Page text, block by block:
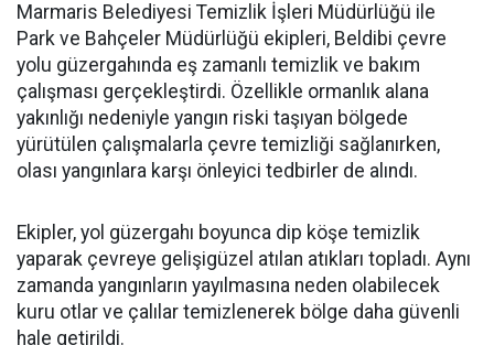
Marmaris Belediyesi Temizlik İşleri Müdürlüğü ile
Park ve Bahçeler Müdürlüğü ekipleri, Beldibi çevre
yolu güzergahında eş zamanlı temizlik ve bakım
çalışması gerçekleştirdi. Özellikle ormanlık alana
yakınlığı nedeniyle yangın riski taşıyan bölgede
yürütülen çalışmalarla çevre temizliği sağlanırken,
olası yangınlara karşı önleyici tedbirler de alındı.
Ekipler, yol güzergahı boyunca dip köşe temizlik
yaparak çevreye gelişigüzel atılan atıkları topladı. Aynı
zamanda yangınların yayılmasına neden olabilecek
kuru otlar ve çalılar temizlenerek bölge daha güvenli
hale getirildi.